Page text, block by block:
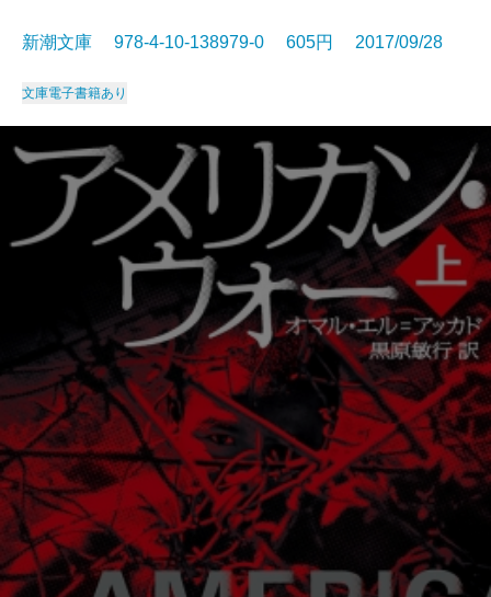
新潮文庫 978-4-10-138979-0 605円 2017/09/28
文庫電子書籍あり